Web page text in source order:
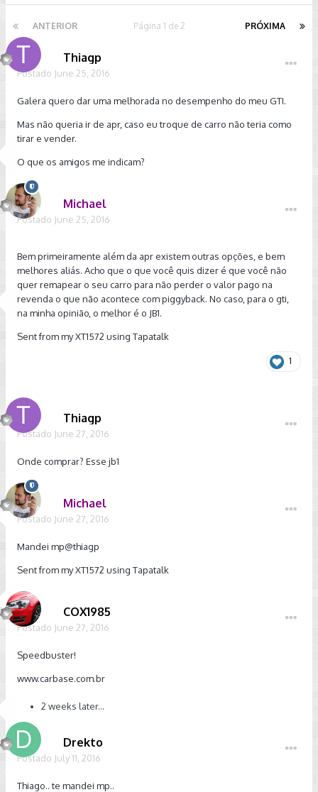
ANTERIOR PRÓXIMA
Página 1 de 2
Thiagp
Postado June 25, 2016
Galera quero dar uma melhorada no desempenho do meu GTI.
Mas não queria ir de apr, caso eu troque de carro não teria como
tirar e vender.
O que os amigos me indicam?
Michael
Postado June 25, 2016
Bem primeiramente além da apr existem outras opções, e bem
melhores aliás. Acho que o que você quis dizer é que você não
quer remapear o seu carro para não perder o valor pago na
revenda o que não acontece com piggyback. No caso, para o gti,
na minha opinião, o melhor é o JB1.
Sent from my XT1572 using Tapatalk
1
Thiagp
Postado June 27, 2016
Onde comprar? Esse jb1
Michael
Postado June 27, 2016
Mandei mp@thiagp
Sent from my XT1572 using Tapatalk
COX1985
Postado June 27, 2016
Speedbuster!
www.carbase.com.br
2 weeks later...
Drekto
Postado July 11, 2016
Thiago.. te mandei mp..